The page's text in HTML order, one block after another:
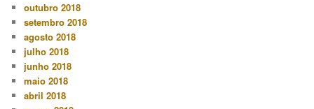
outubro 2018
setembro 2018
agosto 2018
julho 2018
junho 2018
maio 2018
abril 2018